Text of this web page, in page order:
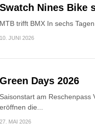
Swatch Nines Bike
MTB trifft BMX In sechs
10. JUNI 2026
Green Days 2026
Saisonstart am Reschenpass
eröffnen die...
27. MAI 2026